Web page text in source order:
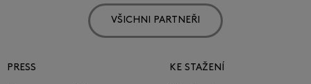
VŠICHNI PARTNEŘI
PRESS KE STAŽENÍ